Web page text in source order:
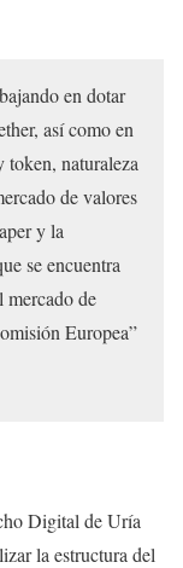
en dotar
así como en
token, naturaleza
de valores
y la
se encuentra
mercado de
Europea”
Digital de Uría
la estructura del